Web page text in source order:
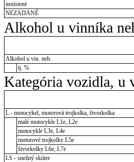
nezistené
NEZADANÉ
Alkohol u vinníka
Alkohol u vin. neh.
tj. %
Kategória vozidla, u
L - motocykel, motorová trojkolka, štvorkolka
malé motocykle L1e, L2e
motocykle L3e, L4e
motorové trojkolky L5e
štvorkolky L6e, L7e
LS - snežný skúter